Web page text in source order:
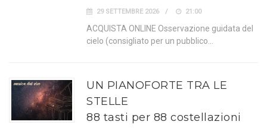
29 SETTEMBRE 2026 21:00
ACQUISTA ONLINE Osservazione guidata del
cielo (consigliato per un pubblico…
UN PIANOFORTE TRA LE
STELLE
88 tasti per 88 costellazioni